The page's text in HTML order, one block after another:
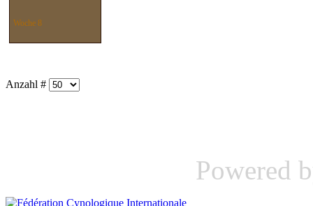
Woche 8
Anzahl #
Powered